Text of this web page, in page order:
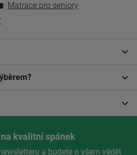
Matrace pro seniory
kvalitní spánek
a budete o všem vědět